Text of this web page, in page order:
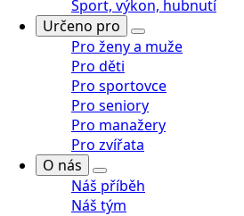
Sport, výkon, hubnutí
Určeno pro
Pro ženy a muže
Pro děti
Pro sportovce
Pro seniory
Pro manažery
Pro zvířata
O nás
Náš příběh
Náš tým